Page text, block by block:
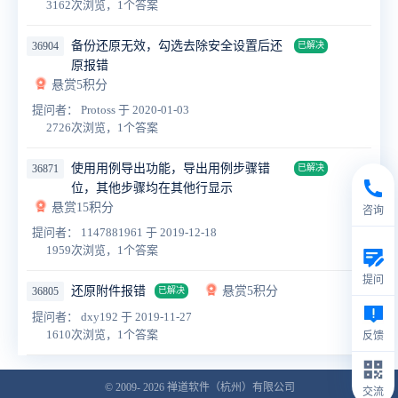
3162次浏览，1个答案
36904
备份还原无效，勾选去除安全设置后还
原报错
已解决
悬赏5积分
提问者： Protoss 于 2020-01-03
2726次浏览，1个答案
36871
使用用例导出功能，导出用例步骤错
位，其他步骤均在其他行显示
已解决
悬赏15积分
提问者： 1147881961 于 2019-12-18
1959次浏览，1个答案
36805 还原附件报错 已解决
悬赏5积分
提问者： dxy192 于 2019-11-27
1610次浏览，1个答案
© 2009- 2026 禅道软件（杭州）有限公司
咨询
提问
反馈
交流